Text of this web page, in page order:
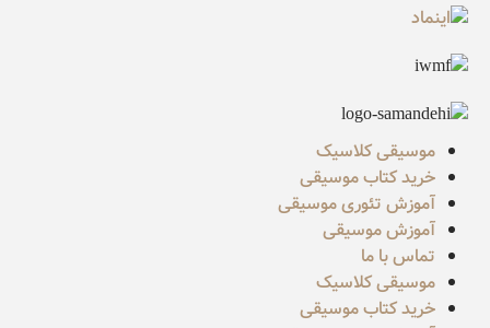
موسیقی کلاسیک
خرید کتاب موسیقی
آموزش تئوری موسیقی
آموزش موسیقی
تماس با ما
موسیقی کلاسیک
خرید کتاب موسیقی